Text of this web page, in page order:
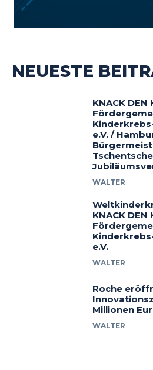
NEUESTE
KNACK DEN
e.V. /
WALTER
KNACK DEN
e.V.
WALTER
Roche
Millionen
WALTER